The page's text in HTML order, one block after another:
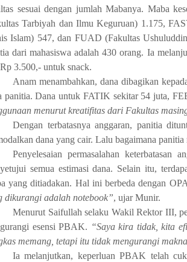
sesuai dengan jumlah Mabanya. Maba
Tarbiyah dan Ilmu Keguruan) 1.175,
Islam) 547, dan FUAD (Fakultas
dari mahasiswa adalah 430 orang. Ia
3.500,- untuk snack.
Anam menambahkan, dana dibagikan
panitia. Dana untuk FATIK sekitar 54 juta,
menurut kreatifitas dari Fakultas
Dengan terbatasnya anggaran, panitia
dana yang cair. Lalu bagaimana
Penyelesaian permasalahan keterbatasan
semua estimasi dana. Selain itu,
yang ditiadakan. Hal ini berbeda dengan
dikurangi adalah notebook”, ujar Munir.
Menurut Saifullah selaku Wakil Rektor III,
esensi PBAK. “Saya kira tidak, kita
memang, tetapi itu tidak mengurangi
Ia melanjutkan, keperluan PBAK telah